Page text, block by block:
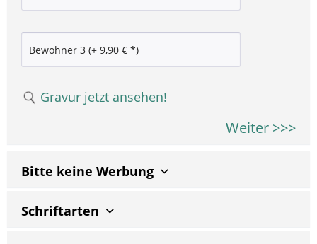
Gravur jetzt ansehen!
Weiter >>>
Bitte keine Werbung
Schriftarten